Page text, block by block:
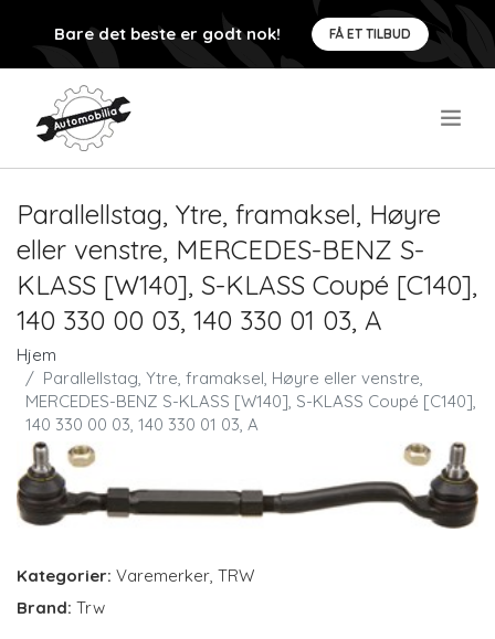
Bare det beste er godt nok! FÅ ET TILBUD
Parallellstag, Ytre, framaksel, Høyre
eller venstre, MERCEDES-BENZ S-
KLASS [W140], S-KLASS Coupé [C140],
140 330 00 03, 140 330 01 03, A
Hjem
Parallellstag, Ytre, framaksel, Høyre eller venstre,
MERCEDES-BENZ S-KLASS [W140], S-KLASS Coupé [C140],
140 330 00 03, 140 330 01 03, A
Kategorier: Varemerker, TRW
Brand: Trw